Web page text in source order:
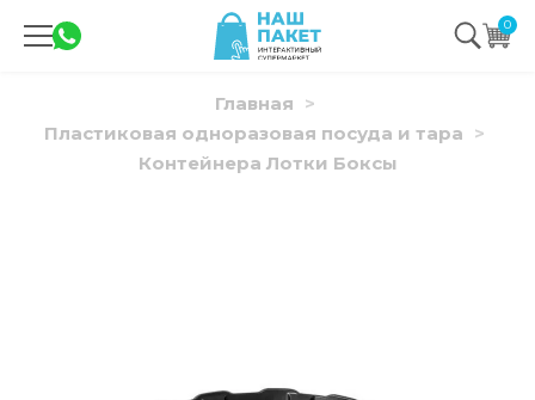
0
Главная
Пластиковая одноразовая посуда и тара
Контейнера Лотки Боксы